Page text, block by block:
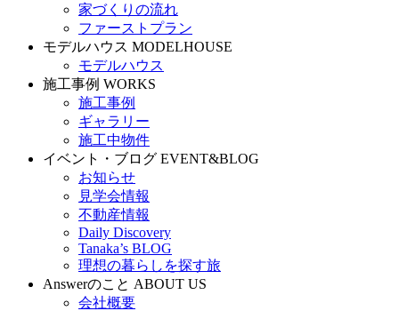
家づくりの流れ
ファーストプラン
モデルハウス MODELHOUSE
モデルハウス
施工事例 WORKS
施工事例
ギャラリー
施工中物件
イベント・ブログ EVENT&BLOG
お知らせ
見学会情報
不動産情報
Daily Discovery
Tanaka’s BLOG
理想の暮らしを探す旅
Answerのこと ABOUT US
会社概要